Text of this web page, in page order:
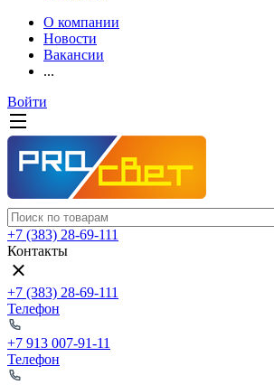
О компании
Новости
Вакансии
...
Войти
+7 (383) 28-69-111
Контакты
+7 (383) 28-69-111
Телефон
+7 913 007-91-11
Телефон